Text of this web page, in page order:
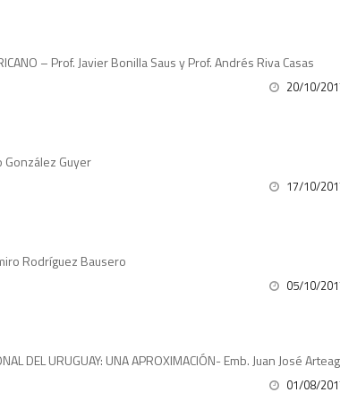
– Prof. Javier Bonilla Saus y Prof. Andrés Riva Casas
20/10/
González Guyer
17/10/
Rodríguez Bausero
05/10/
DEL URUGUAY: UNA APROXIMACIÓN- Emb. Juan José
01/08/